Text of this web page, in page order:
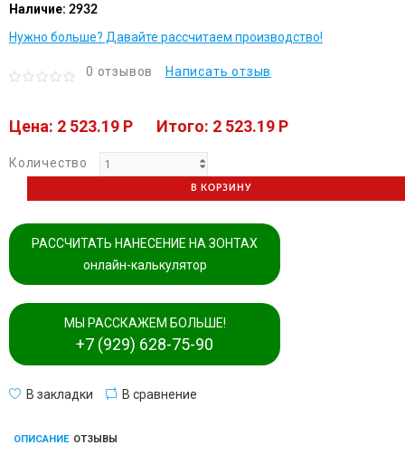
Наличие: 2932
Нужно больше? Давайте рассчитаем производство!
0 отзывов Написать отзыв
Цена: 2 523.19 P Итого: 2 523.19 P
Количество
В КОРЗИНУ
РАССЧИТАТЬ НАНЕСЕНИЕ НА ЗОНТАХ
онлайн-калькулятор
МЫ РАССКАЖЕМ БОЛЬШЕ!
+7 (929) 628-75-90
В закладки В сравнение
ОПИСАНИЕ ОТЗЫВЫ